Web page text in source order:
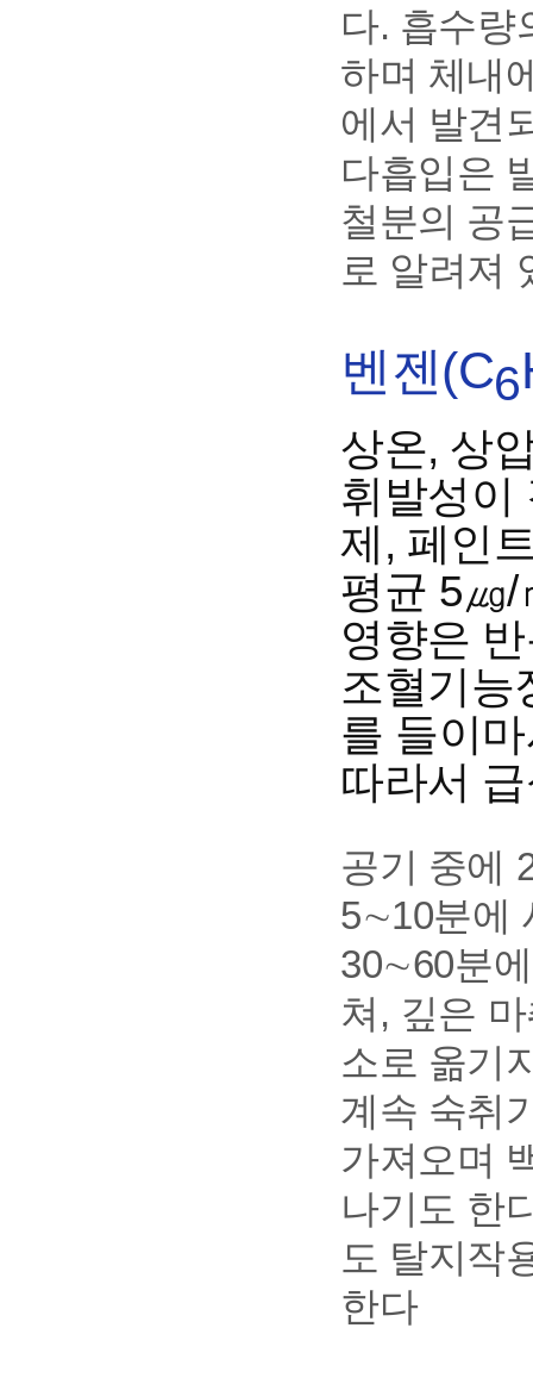
다. 흡수량
하며 체내
에서 발견
다흡입은
철분의 공
로 알려져
벤젠(C6
상온, 상
휘발성이
제, 페인
평균 5㎍/
영향은
조혈기능
를 들이
따라서
공기 중에
5∼10분에
30∼60분
쳐, 깊은
소로 옮기
계속 숙취
가져오며
나기도 한
도 탈지작
한다